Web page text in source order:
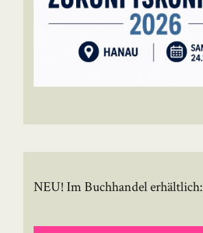
NEU! Im Buchhandel erhältlich: